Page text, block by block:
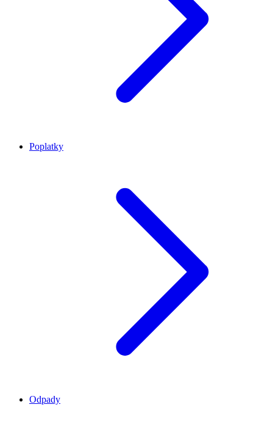
Poplatky
Odpady